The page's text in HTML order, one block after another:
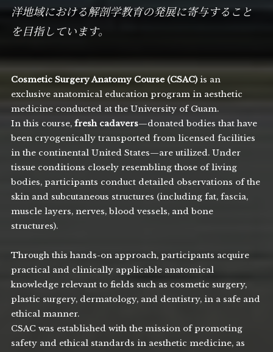
洋地域における解剖学教育の発展に寄与すること
を目指しています。
Cosmetic Surgery Anatomy Course (CSAC)is an
exclusive anatomical education program in aesthetic
medicine conducted at the University of Guam.
In this course, fresh cadavers—donated bodies that have
been cryogenically transported from licensed facilities
in the continental United States—are utilized. Under
tissue conditions closely resembling those of living
bodies, participants conduct detailed observations of the
skin and subcutaneous structures (including fat, fascia,
muscle layers, nerves, blood vessels, and bone
structures).
Through this hands-on approach, participants acquire
practical and clinically applicable anatomical
knowledge relevant to fields such as cosmetic surgery,
plastic surgery, dermatology, and dentistry, in a safe and
ethical manner.
CSAC was established with the mission of promoting
safety and ethical standards in aesthetic medicine, as